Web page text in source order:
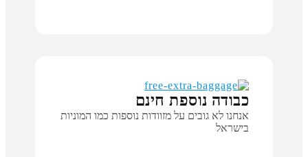
כבודה נוספת חינם
אנחנו לא גובים על מזוודות נוספות כמו המוניות
בישראל